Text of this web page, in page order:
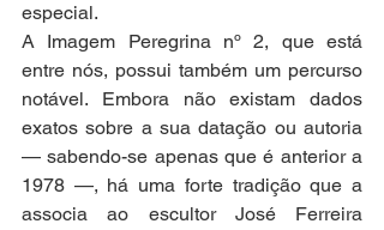
especial.
A Imagem Peregrina nº 2, que está
entre nós, possui também um percurso
notável. Embora não existam dados
exatos sobre a sua datação ou autoria
— sabendo-se apenas que é anterior a
1978 —, há uma forte tradição que a
associa ao escultor José Ferreira